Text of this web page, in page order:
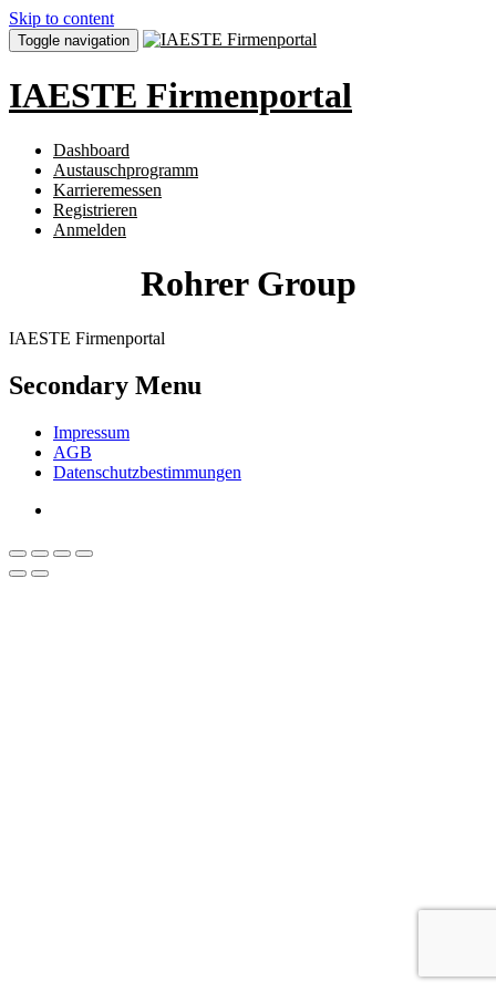
Skip to content
Toggle navigation
IAESTE Firmenportal
Dashboard
Austauschprogramm
Karrieremessen
Registrieren
Anmelden
Rohrer Group
IAESTE Firmenportal
Secondary Menu
Impressum
AGB
Datenschutzbestimmungen